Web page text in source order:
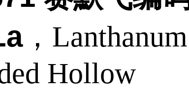
，Lanthanum
Hollow